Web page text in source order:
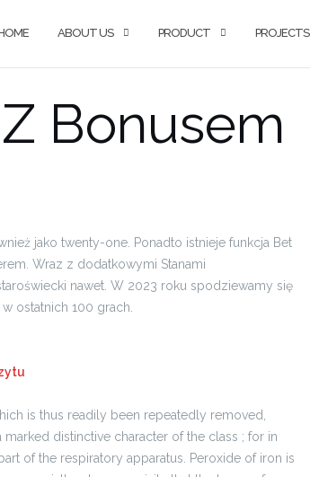
ABOUT US PRODUCT PROJECTS
Bonusem
jako twenty-one. Ponadto istnieje funkcja Bet
Wraz z dodatkowymi Stanami
nawet. W 2023 roku spodziewamy się
ostatnich 100 grach.
is thus readily been repeatedly removed,
distinctive character of the class ; for in
of the respiratory apparatus. Peroxide of iron is